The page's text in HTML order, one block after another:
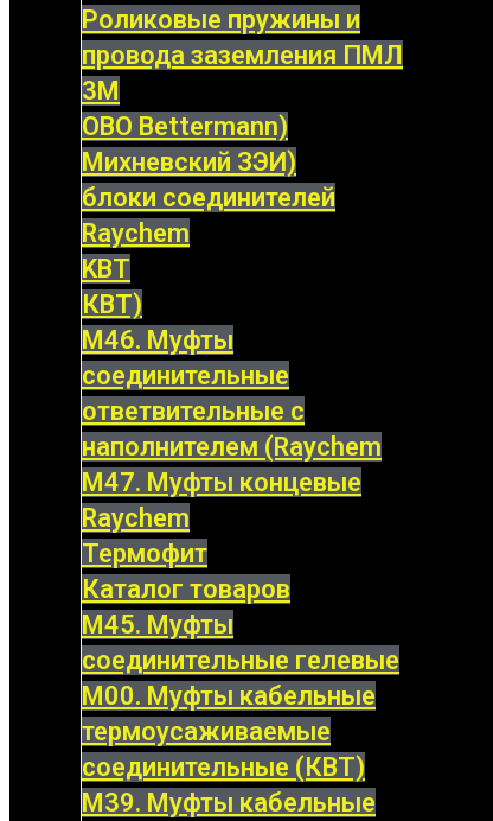
Роликовые пружины и
провода заземления ПМЛ
3M
OBO Bettermann)
Михневский ЗЭИ)
блоки соединителей
Raychem
KBT
КВТ)
М46. Муфты
соединительные
ответвительные с
наполнителем (Raychem
М47. Муфты концевые
Raychem
Термофит
Каталог товаров
М45. Муфты
соединительные гелевые
М00. Муфты кабельные
термоусаживаемые
соединительные (КВТ)
М39. Муфты кабельные